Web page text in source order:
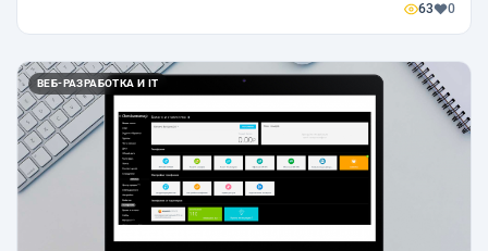
63 0
ВЕБ-РАЗРАБОТКА И IT